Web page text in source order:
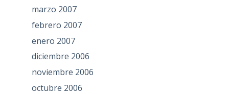
marzo 2007
febrero 2007
enero 2007
diciembre 2006
noviembre 2006
octubre 2006